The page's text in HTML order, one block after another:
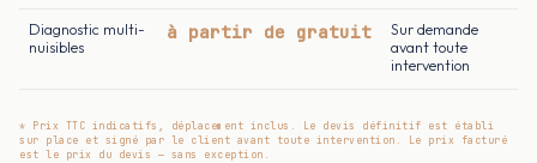
Diagnostic multi-
nuisibles
à partir de gratuit
Sur demande
avant toute
intervention
* Prix TTC indicatifs, déplacement inclus. Le devis définitif est établi
sur place et signé par le client avant toute intervention. Le prix facturé
est le prix du devis — sans exception.